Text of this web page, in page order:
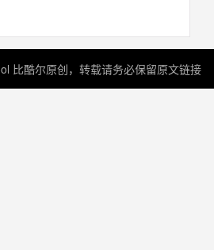
比酷尔原创，转载请务必保留原文链接